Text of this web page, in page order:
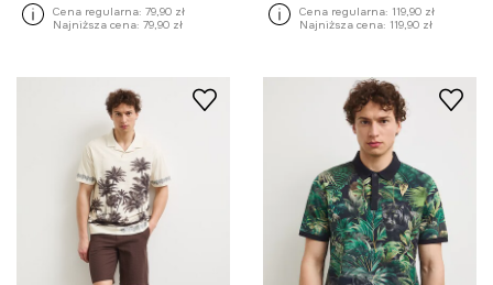
Cena regularna: 79,90 zł
Najniższa cena: 79,90 zł
Cena regularna: 119,90 zł
Najniższa cena: 119,90 zł